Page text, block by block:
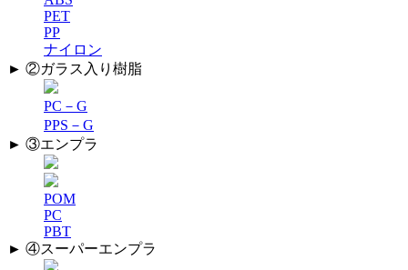
PET
PP
ナイロン
► ②ガラス入り樹脂
PC－G
PPS－G
► ③エンプラ
POM
PC
PBT
► ④スーパーエンプラ